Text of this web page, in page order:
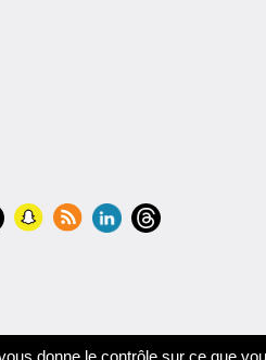
Accessibilité
donne le contrôle sur ce que